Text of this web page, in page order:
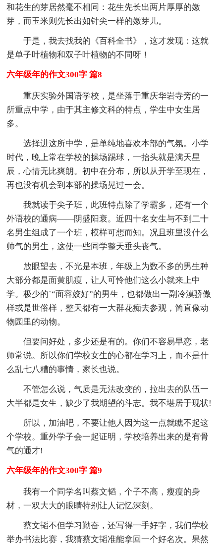
和花生的芽居然毫不相同：花生先长出两片厚厚的嫩
芽，而玉米则先长出如针尖一样的嫩芽儿。
于是，我去找我的《百科全书》，这才发现：这就
是单子叶植物和双子叶植物的不同呀！
六年级年的作文300字 篇8
重庆实验外国语学校，是坐落于重庆华岩寺旁的一
所重点中学，由于其主修文科的特点，学生中女生居
多。
选择进这所中学，是单纯地喜欢本部的气氛。小学
时代，晚上常在学校的操场踢球，一抬头就是满天星
辰，心情无比爽朗。初中在分布，所以从开学至现在，
再也没有机会到本部的操场晃过一会。
我就读于尖子班，此班特点除了学霸多，还有一个
外语校的通病——阴盛阳衰。近四十名女生与不到二十
名男生组成了一个班，模样可想而知。况且班里没什么
帅气的男生，这使一些同学整天垂头丧气。
放眼望去，不光是本班，年级上为数不多的男生种
大部分都是面黄肌瘦，让人可怜他们这么小就来上中
学。极少的`“面容姣好”的男生，也都做出一副冷漠骄傲
样或是世俗样，整天都有一大群花痴去参观，简直像动
物园里的动物。
但要问好处，多少还是有的。你们不容易早恋，老
师常说。所以你们学校女生的心都在学习上，而不是什
么乱七八糟的事情，家长也说。
不管怎么说，气质是无法改变的，拉出去的队伍一
大半都是女生，缺少了我期望的斗志。我不堪居于现状!
所以，加油吧，不要让他人因为这一点就瞧不起这
个学校。重外学子会一起证明，学校培养出来的是有骨
气的通才!
六年级年的作文300字 篇9
我有一个同学名叫蔡文韬，个子不高，瘦瘦的身
材，一双大大的眼睛特别让人记忆深刻。
蔡文韬不但学习勤奋，还写得一手好字，我们学校
举办书法比赛，我猜蔡文韬准能拿回一个好名次。果然